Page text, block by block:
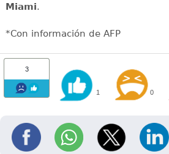
Miami.
*Con información de AFP
3
1 0